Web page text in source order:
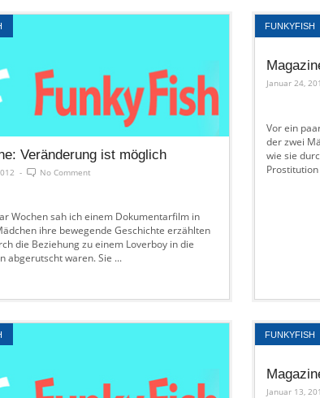
Veränderung ist möglich
- No Comment
Wochen sah ich einem Dokumentarfilm in
ihre bewegende Geschichte erzählten
die Beziehung zu einem Loverboy in die
abgerutscht waren. Sie ...
Januar 24,
Vor ein
der zwei
wie sie
FUNKYFISH
Januar 13,
FUNKYFISH